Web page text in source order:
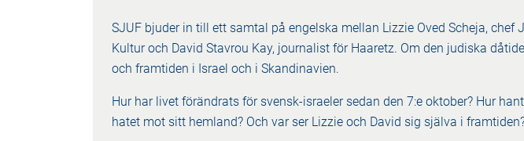
SJUF bjuder in till ett samtal på engelska mellan Lizzie Oved Scheja, chef
Kultur och David Stavrou Kay, journalist för Haaretz. Om den judiska
och framtiden i Israel och i Skandinavien.
Hur har livet förändrats för svensk-israeler sedan den 7:e oktober? Hur
hatet mot sitt hemland? Och var ser Lizzie och David sig själva i